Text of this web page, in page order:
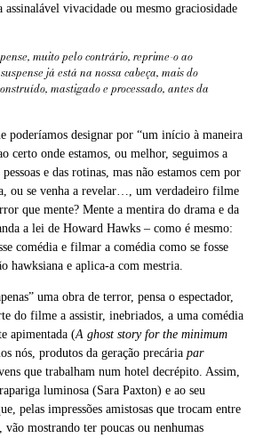
assinalável vivacidade ou mesmo graciosidade
, muito pelo contrário, reprime-o ao
suspense já está na nossa cabeça, mais do
mastigado e processado, antes da
poderíamos designar por “um início à maneira
certo onde estamos, ou melhor, seguimos a
e das rotinas, mas não estamos cem por
ou se venha a revelar…, um verdadeiro filme
que mente? Mente a mentira do drama e da
a lei de Howard Hawks – como é mesmo:
comédia e filmar a comédia como se fosse
hawksiana e aplica-a com mestria.
uma obra de terror, pensa o espectador,
do filme a assistir, inebriados, a uma comédia
apimentada (A ghost story for the minimum
nós, produtos da geração precária par
que trabalham num hotel decrépito. Assim,
luminosa (Sara Paxton) e ao seu
pelas impressões amistosas que trocam entre
vão mostrando ter poucas ou nenhumas